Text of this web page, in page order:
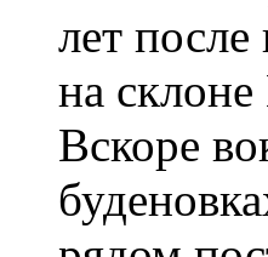
лет
на
Вскоре